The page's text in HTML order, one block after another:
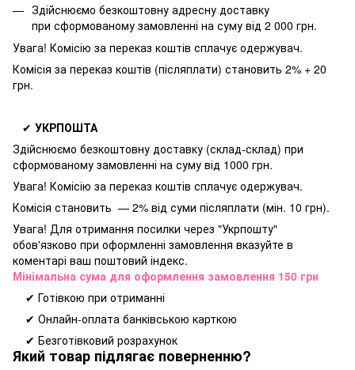
Здійснюємо безкоштовну адресну доставку
при сформованому замовленні на суму від 2 000 грн.
Увага! Комісію за переказ коштів сплачує одержувач.
Комісія за переказ коштів (післяплати) становить 2% + 20
грн.
✔ УКРПОШТА
Здійснюємо безкоштовну доставку (склад-склад) при
сформованому замовленні на суму від 1000 грн.
Увага! Комісію за переказ коштів сплачує одержувач.
Комісія становить — 2% від суми післяплати (мін. 10 грн).
Увага! Для отримання посилки через "Укрпошту"
обов'язково при оформленні замовлення вказуйте в
коментарі ваш поштовий індекс.
Мінімальна сума для оформлення замовлення 150 грн
✔ Готівкою при отриманні
✔ Онлайн-оплата банківською карткою
✔ Безготівковий розрахунок
Який товар підлягає поверненню?